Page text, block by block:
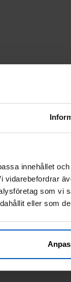
innehållet
som vi
eller som